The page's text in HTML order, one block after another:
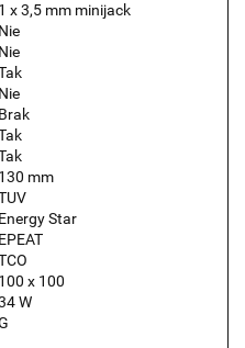
1 x 3,5 mm minijack
Nie
Nie
Nie
Brak
130 mm
Energy Star
EPEAT
100 x 100
W